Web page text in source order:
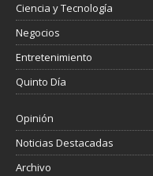
Ciencia y Tecnología
Negocios
Entretenimiento
Quinto Día
Opinión
Noticias Destacadas
Archivo